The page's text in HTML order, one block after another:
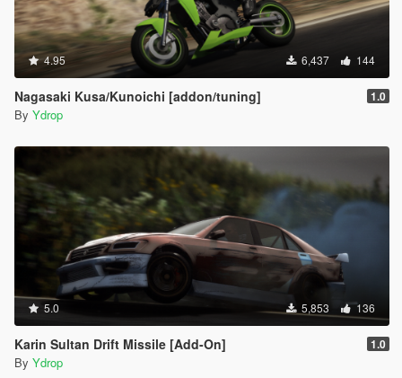
4.95 6,437 144
Nagasaki Kusa/Kunoichi [addon/tuning] 1.0
By Ydrop
5.0 5,853 136
Karin Sultan Drift Missile [Add-On] 1.0
By Ydrop